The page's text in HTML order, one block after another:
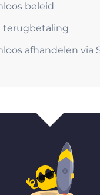
beleid
terugbetaling
afhandelen via